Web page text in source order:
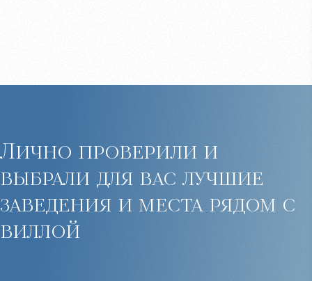
Лично проверили и
выбрали для вас лучшие
заведения и места рядом с
виллой